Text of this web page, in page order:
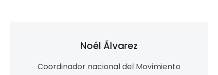
Noél Álvarez
Coordinador nacional del Movimiento